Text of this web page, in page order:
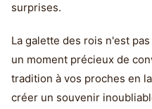
surprises.
La galette des rois n'est
un moment précieux de
tradition à vos proches en
créer un souvenir